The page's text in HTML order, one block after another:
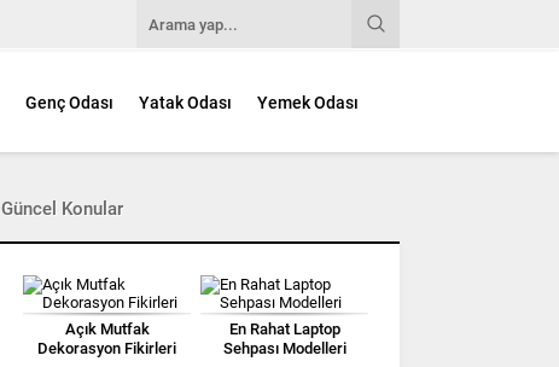
Genç Odası Yatak Odası Yemek Odası
Güncel Konular
Açık Mutfak
Dekorasyon Fikirleri
En Rahat Laptop
Sehpası Modelleri